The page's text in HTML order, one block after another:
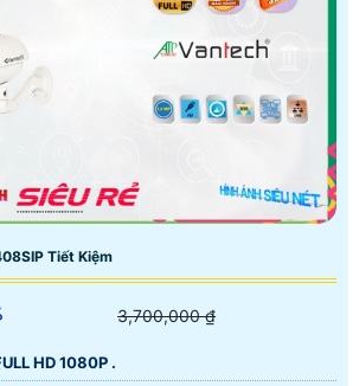
Tiết Kiệm
3,700,000 ₫
HD 1080P .